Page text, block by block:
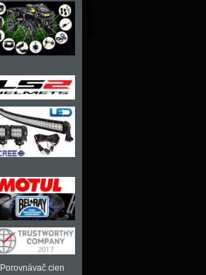
Porovnávač cien